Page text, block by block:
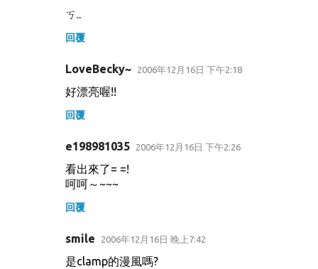
ㄎ..
回覆
LoveBecky~ 2006年12月16日 下午2:18
好漂亮喔!!
回覆
e198981035 2006年12月16日 下午2:26
看出來了= =!
呵呵～~~~
回覆
smile 2006年12月16日 晚上7:42
是clamp的漫風嗎?